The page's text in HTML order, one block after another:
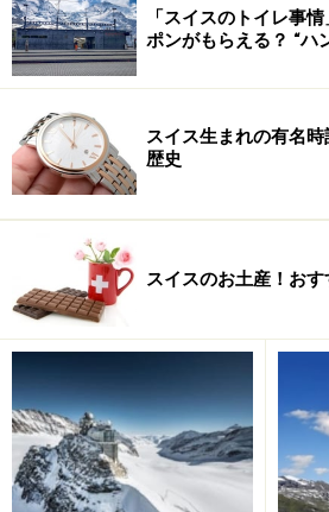
※海外を訪れる際には最新情報の入手に
ホームページ」を確認するなど、安全確
ださい。
「スイスのトイレ事
ポンがもらえる？ “ハ
スイス生まれの有名
歴史
スイスのお土産！お